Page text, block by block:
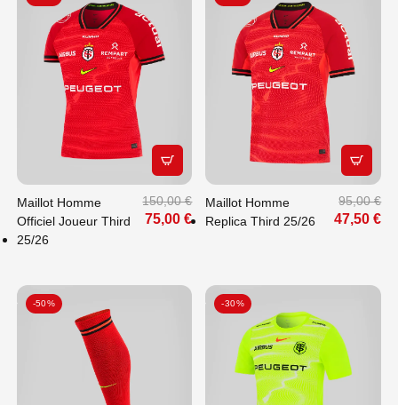
APERÇU RAPIDE
Maillot Homme
Officiel Joueur Third
25/26
150,00 €
75,00 €
Maillot Homme
Replica Third 25/26
95,00 €
47,50 €
-50% -30%